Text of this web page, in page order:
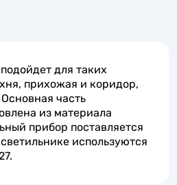
для таких
прихожая и коридор,
часть
из материала
прибор поставляется
используются